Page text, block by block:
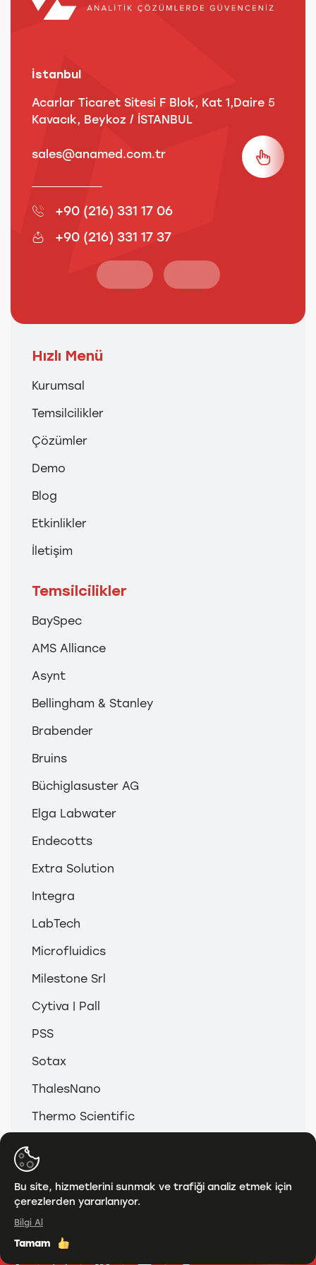
İstanbul
Acarlar Ticaret Sitesi F Blok, Kat 1,Daire 5
Kavacık, Beykoz / İSTANBUL
sales@anamed.com.tr
+90 (216) 331 17 06
+90 (216) 331 17 37
Hızlı Menü
Kurumsal
Temsilcilikler
Çözümler
Demo
Blog
Etkinlikler
İletişim
Temsilcilikler
BaySpec
AMS Alliance
Asynt
Bellingham & Stanley
Brabender
Bruins
Büchiglasuster AG
Elga Labwater
Endecotts
Extra Solution
Integra
LabTech
Microfluidics
Milestone Srl
Cytiva | Pall
PSS
Sotax
ThalesNano
Thermo Scientific
Bu site, hizmetlerini sunmak ve trafiği analiz etmek için
çerezlerden yararlanıyor.
Bilgi Al
Tamam